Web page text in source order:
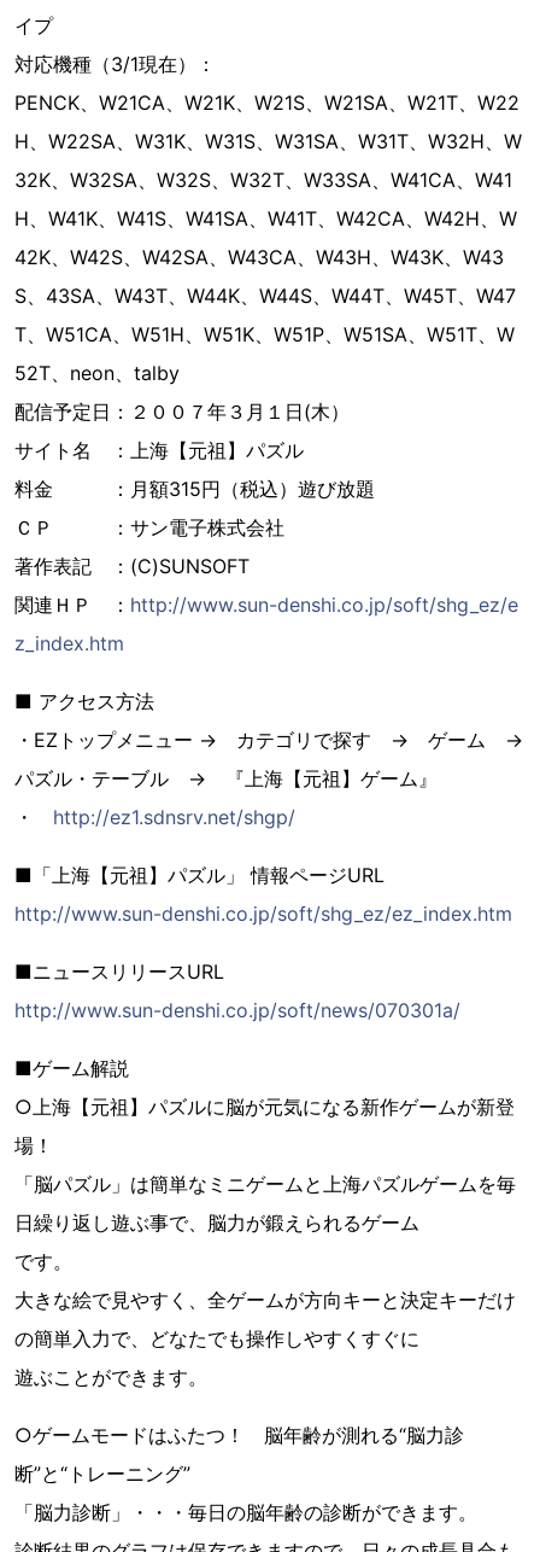
イプ
対応機種（3/1現在）：
PENCK、W21CA、W21K、W21S、W21SA、W21T、W22
H、W22SA、W31K、W31S、W31SA、W31T、W32H、W
32K、W32SA、W32S、W32T、W33SA、W41CA、W41
H、W41K、W41S、W41SA、W41T、W42CA、W42H、W
42K、W42S、W42SA、W43CA、W43H、W43K、W43
S、43SA、W43T、W44K、W44S、W44T、W45T、W47
T、W51CA、W51H、W51K、W51P、W51SA、W51T、W
52T、neon、talby
配信予定日：２００７年３月１日(木）
サイト名 ：上海【元祖】パズル
料金 ：月額315円（税込）遊び放題
ＣＰ ：サン電子株式会社
著作表記 ：(C)SUNSOFT
関連ＨＰ ： http://www.sun-denshi.co.jp/soft/shg_ez/e
z_index.htm
■ アクセス方法
・EZトップメニュー → カテゴリで探す → ゲーム →
パズル・テーブル → 『上海【元祖】ゲーム』
・ http://ez1.sdnsrv.net/shgp/
■「上海【元祖】パズル」 情報ページURL
http://www.sun-denshi.co.jp/soft/shg_ez/ez_index.htm
■ニュースリリースURL
http://www.sun-denshi.co.jp/soft/news/070301a/
■ゲーム解説
○上海【元祖】パズルに脳が元気になる新作ゲームが新登
場！
「脳パズル」は簡単なミニゲームと上海パズルゲームを毎
日繰り返し遊ぶ事で、脳力が鍛えられるゲーム
です。
大きな絵で見やすく、全ゲームが方向キーと決定キーだけ
の簡単入力で、どなたでも操作しやすくすぐに
遊ぶことができます。
○ゲームモードはふたつ！ 脳年齢が測れる“脳力診
断”と“トレーニング”
「脳力診断」・・・毎日の脳年齢の診断ができます。